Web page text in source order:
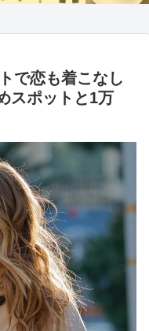
で恋も着こなし
スポットと1万